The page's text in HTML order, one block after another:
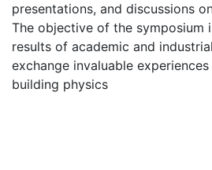
presentations, and discussions
The objective of the symposium
results of academic and
exchange invaluable
building physics